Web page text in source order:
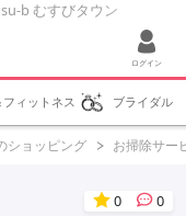
b むすびタウン
ログイン
ィットネス ブライダル
ショッピング お掃除サー
0 0